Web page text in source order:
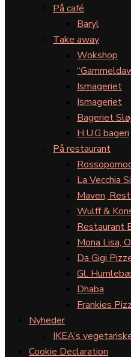
På café
Baryl
Take away
Wokshop
Ismageriet
Ismageriet
Bageriet
H.U.G bageri
På restaurant
La Vecchia
Maven,
Wulff &
Restaurant
Mona Lisa,
Da Gigi
Gl.
Dhaba
Frankies
Nyheder
IKEA’s
Cookie Declaration